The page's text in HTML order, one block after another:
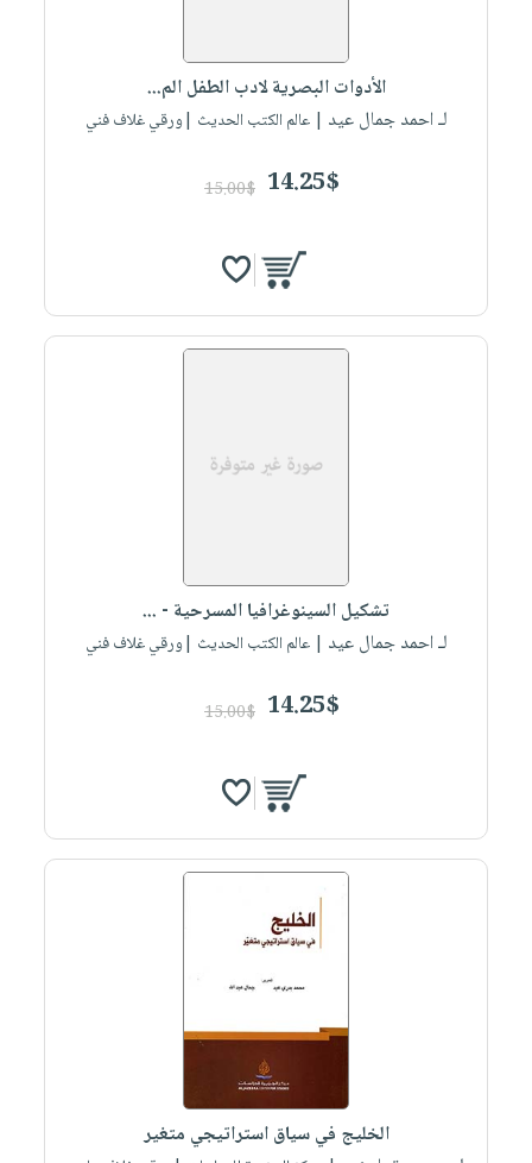
الأدوات البصرية لادب الطفل الم...
لـ احمد جمال عيد | عالم الكتب الحديث |ورقي غلاف فني
14.25$
15.00$
تشكيل السينوغرافيا المسرحية - ...
لـ احمد جمال عيد | عالم الكتب الحديث |ورقي غلاف فني
14.25$
15.00$
الخليج في سياق استراتيجي متغير